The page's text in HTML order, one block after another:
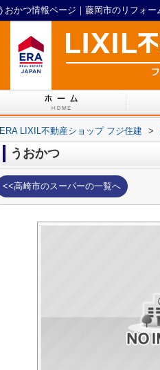
ERA LIXIL不動産ショップ フジ住建 >
うおかつ
<<高崎市のスーパーの一覧へ